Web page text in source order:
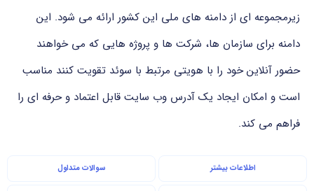
زیرمجموعه ای از دامنه های ملی این کشور ارائه می شود. این
دامنه برای سازمان ها، شرکت ها و پروژه هایی که می خواهند
حضور آنلاین خود را با هویتی مرتبط با سوئد تقویت کنند مناسب
است و امکان ایجاد یک آدرس وب سایت قابل اعتماد و حرفه ای را
فراهم می کند.
اطلاعات بیشتر سوالات متداول